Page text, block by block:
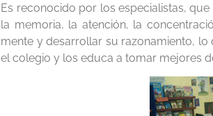
Es reconocido por los especialistas,
la memoria, la atención, la
mente y desarrollar su razonamiento,
el colegio y los educa a tomar mejores